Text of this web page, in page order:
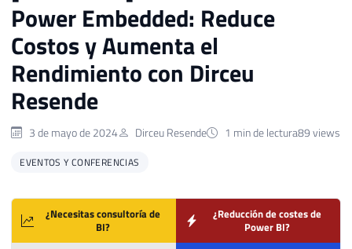
Power Embedded: Reduce
Costos y Aumenta el
Rendimiento con Dirceu
Resende
3 de mayo de 2024 Dirceu Resende 1 min de lectura89 views
EVENTOS Y CONFERENCIAS
¿Necesitas consultoría de
BI?
¿Reducción de costes de
Power BI?